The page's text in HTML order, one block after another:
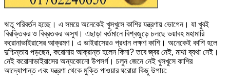
ঋতু পরিবর্তন হচ্ছে। এ সময়ে অনেকেই খুসখুসে কাশির যন্ত্রণায় ভোগেন। যা খুবই
বিরক্তিকর ও বিব্রতকর অসুখ। এছাড়া বর্তমানে বিশ্বজুড়ে চলছে ভয়াবহ মহামারি
করোনাভাইরাসের আক্রমণ। এ ভাইরাসেরও প্রধান লক্ষণ কাশি। অনেকেই কাশি হলে
দুশ্চিন্তায় পড়ছেন, করোনায় আক্রান্ত হলেন কিনা? তবে জ্বর নেই, মাথা ব্যথা নেই।
নেই করোনাভাইরাসের অন্যকোনো উপসর্গ। চলুন জেনে নেই খুসখুসে কাশির
আদ্যোপান্ত এবং যন্ত্রণা থেকে মুক্তি পাওয়ার ঘরোয়া কিছু উপায়: